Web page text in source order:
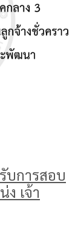
บการสอบ
เจ้า